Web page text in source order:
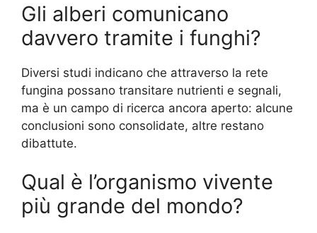
Gli alberi comunicano
davvero tramite i funghi?
Diversi studi indicano che attraverso la rete
fungina possano transitare nutrienti e segnali,
ma è un campo di ricerca ancora aperto: alcune
conclusioni sono consolidate, altre restano
dibattute.
Qual è l’organismo vivente
più grande del mondo?